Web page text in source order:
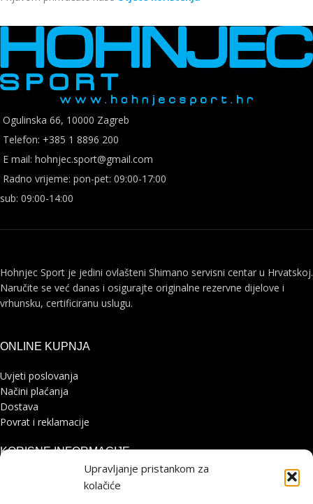
Upravljanje pristankom za
kolačiće
Ogulinska 66, 10000 Zagreb
Telefon: +385 1 8896 200
E mail: hohnjec.sport@gmail.com
Radno vrijeme: pon-pet: 09:00-17:00
sub: 09:00-14:00
Hohnjec Sport je jedini ovlašteni Shimano servisni centar u Hrvatskoj.
Naručite se već danas i osigurajte originalne rezervne dijelove i
vrhunsku, certificiranu uslugu.
ONLINE KUPNJA
Uvjeti poslovanja
Načini plaćanja
Dostava
Povrat i reklamacije
KORISNE INFORMACIJE
Zaštita osobnih podataka